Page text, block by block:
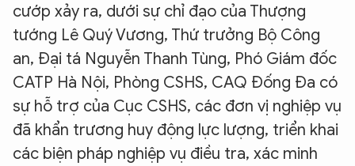
cướp xảy ra, dưới sự chỉ đạo của Thượng
tướng Lê Quý Vương, Thứ trưởng Bộ Công
an, Đại tá Nguyễn Thanh Tùng, Phó Giám đốc
CATP Hà Nội, Phòng CSHS, CAQ Đống Đa có
sự hỗ trợ của Cục CSHS, các đơn vị nghiệp vụ
đã khẩn trương huy động lực lượng, triển khai
các biện pháp nghiệp vụ điều tra, xác minh